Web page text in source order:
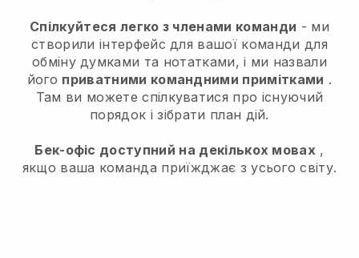
Спілкуйтеся легко з членами команди - ми
створили інтерфейс для вашої команди для
обміну думками та нотатками, і ми назвали
його приватними командними примітками .
Там ви можете спілкуватися про існуючий
порядок і зібрати план дій.
Бек-офіс доступний на декількох мовах ,
якщо ваша команда приїжджає з усього світу.